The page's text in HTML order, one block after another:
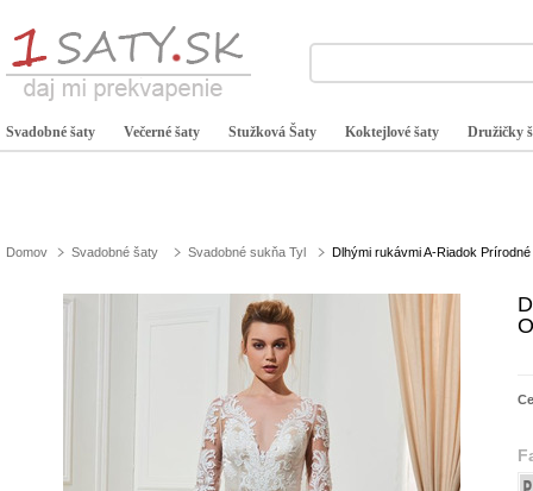
Svadobné šaty Večerné šaty Stužková Šaty Koktejlové šaty Družičky
Domov Svadobné šaty Svadobné sukňa Tyl Dlhými rukávmi A-Riadok